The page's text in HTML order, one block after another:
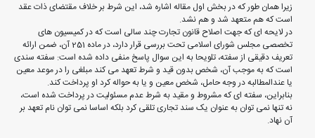
زیرا همان طور که در بخش اول مقاله اشاره شد، این شرط بر خلاف مقتضای ذات عقد
است که هم متعهد شد و هم نشد.
در لایحه ای که جهت اصلاح قانون تجارت چند سالی است که در کمیسیون های
تخصصی مجلس شورای اسلامی تحت بررسی قرار دارد، در ماده 251 آن، ضمن ارائه
تعریف دقیقی از سفته، تلویحا به این سوال پاسخ منفی داده شده است: سفته سندی
است که به موجب آن، شخص بدون قید و شرط تعهد می کند مبلغی را در موعد معین
یا عندالمطالبه در وجه حامل، شخص معین و یا به حواله کرد او پرداخت کند.
بنابراین، سفته ای که مشروط و مقید به شرط عدم مسئولیت در پرداخت شده است،
نه تنها نمی توان به عنوان یک سند تجاری تلقی کرد بلکه اساسا نمی توان نام تعهد بر
آن نهاد.